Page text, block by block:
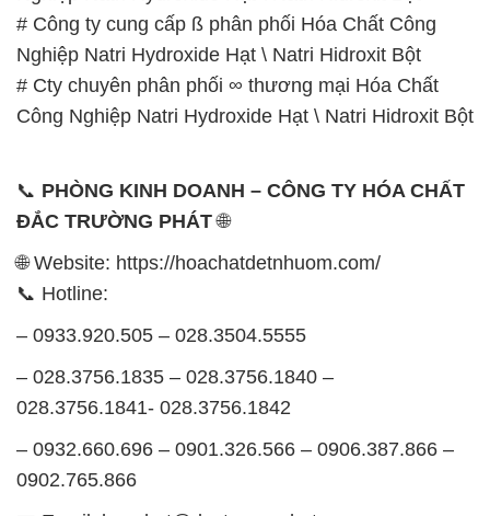
📞PHÒNG KINH DOANH – CÔNG TY HÓA CHẤT
ĐẮC TRƯỜNG PHÁT🌐
🌐 Website: https://hoachatdetnhuom.com/
– 0933.920.505 – 028.3504.5555
028.3756.1841- 028.3756.1842
0902.765.866
📧 Email: hoachat@dactruongphat.vn
TRƯỜNG PHÁT